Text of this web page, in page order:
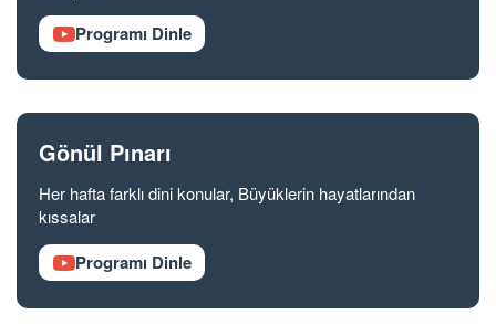
Programı Dinle
Gönül Pınarı
Her hafta farklı dini konular, Büyüklerin hayatlarından
kıssalar
Programı Dinle